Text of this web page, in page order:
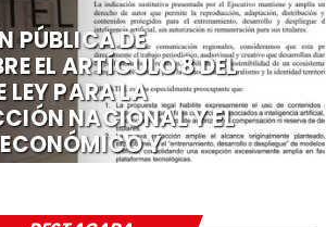
PÚBLICA DE
EL ARTÍCULO 8 DEL
LEY PARA LA
NACIONAL Y EL
Y